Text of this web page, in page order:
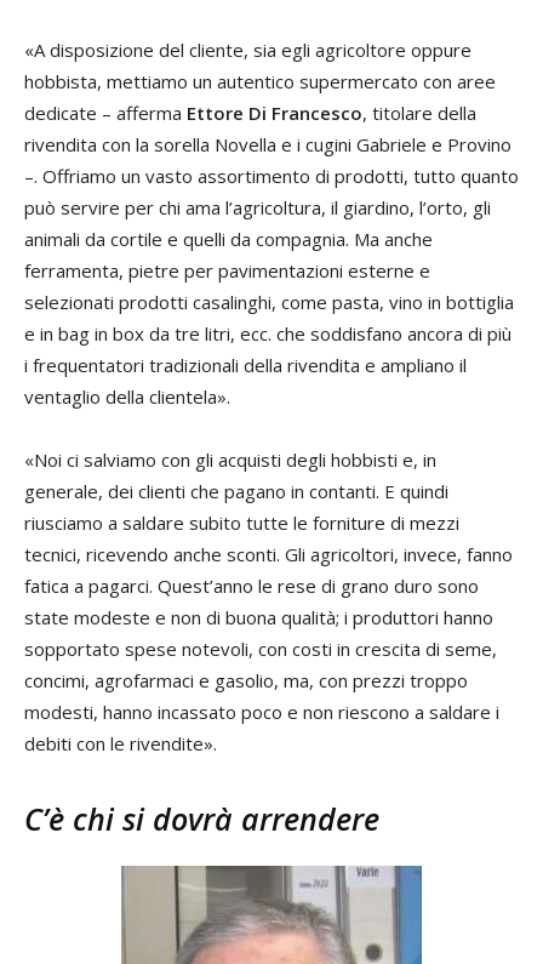
«A disposizione del cliente, sia egli agricoltore oppure
hobbista, mettiamo un autentico supermercato con aree
dedicate – afferma Ettore Di Francesco, titolare della
rivendita con la sorella Novella e i cugini Gabriele e Provino
–. Offriamo un vasto assortimento di prodotti, tutto quanto
può servire per chi ama l’agricoltura, il giardino, l’orto, gli
animali da cortile e quelli da compagnia. Ma anche
ferramenta, pietre per pavimentazioni esterne e
selezionati prodotti casalinghi, come pasta, vino in bottiglia
e in bag in box da tre litri, ecc. che soddisfano ancora di più
i frequentatori tradizionali della rivendita e ampliano il
ventaglio della clientela».
«Noi ci salviamo con gli acquisti degli hobbisti e, in
generale, dei clienti che pagano in contanti. E quindi
riusciamo a saldare subito tutte le forniture di mezzi
tecnici, ricevendo anche sconti. Gli agricoltori, invece, fanno
fatica a pagarci. Quest’anno le rese di grano duro sono
state modeste e non di buona qualità; i produttori hanno
sopportato spese notevoli, con costi in crescita di seme,
concimi, agrofarmaci e gasolio, ma, con prezzi troppo
modesti, hanno incassato poco e non riescono a saldare i
debiti con le rivendite».
C’è chi si dovrà arrendere